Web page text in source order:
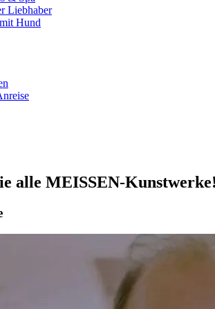
Liebhaber
Hund
alle MEISSEN-